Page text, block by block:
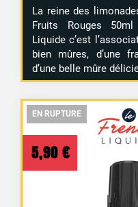
La reine des
Fruits Rouges
Liquide c’est
bien mûres, d’une
d’une belle mûre
EN RUPTURE
EN RUPTURE
5,90 €
EN RUPTURE